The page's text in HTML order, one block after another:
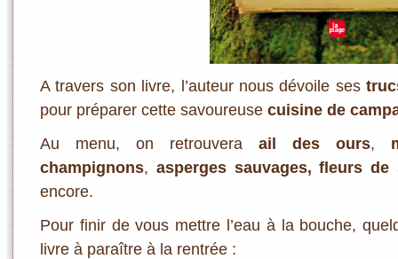
A travers son livre, l’auteur nous dévoile ses
pour préparer cette savoureuse cuisine de
Au menu, on retrouvera ail des ours,
champignons, asperges sauvages, fleurs de
encore.
Pour finir de vous mettre l’eau à la bouche,
livre à paraître à la rentrée :